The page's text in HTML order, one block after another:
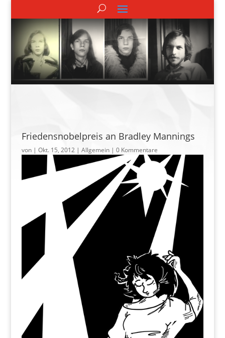
Friedensnobelpreis an Bradley Mannings
von | Okt. 15, 2012| Allgemein | 0 Kommentare